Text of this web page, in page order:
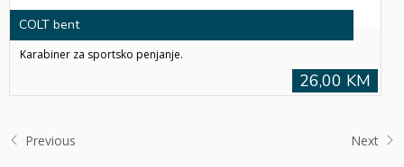
COLT bent
Karabiner za sportsko penjanje.
26,00 KM
Previous Next